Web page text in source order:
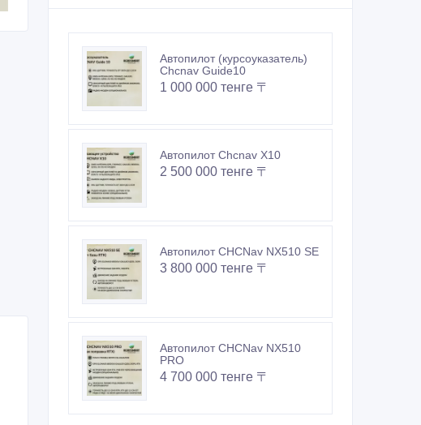
Автопилот (курсоуказатель)
Chcnav Guide10
1 000 000 тенге 〒
Автопилот Chcnav X10
2 500 000 тенге 〒
Автопилот CHCNav NX510 SE
3 800 000 тенге 〒
Автопилот CHCNav NX510
PRO
4 700 000 тенге 〒